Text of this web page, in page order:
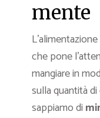
mente
che pone
mangiare in
sulla quantità
sappiamo di